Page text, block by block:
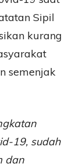
Sipil
kurang
semenjak
19, sudah
dan